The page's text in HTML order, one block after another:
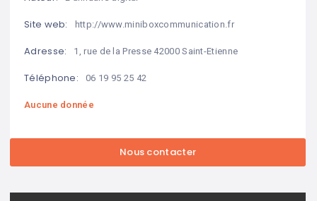
Site web: http://www.miniboxcommunication.fr
Adresse: 1, rue de la Presse 42000 Saint-Etienne
Téléphone: 06 19 95 25 42
Aucune donnée